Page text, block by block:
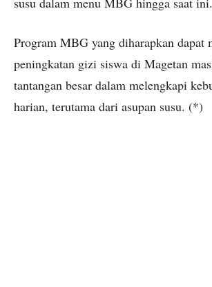
Program MBG yang diharapkan dapat
peningkatan gizi siswa di Magetan
tantangan besar dalam melengkapi
harian, terutama dari asupan susu. (*)